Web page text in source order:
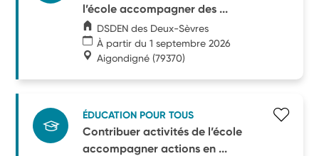
l’école accompagner des ...
DSDEN des Deux-Sèvres
À partir du 1 septembre 2026
Aigondigné (79370)
ÉDUCATION POUR TOUS
Contribuer activités de l’école
accompagner actions en ...